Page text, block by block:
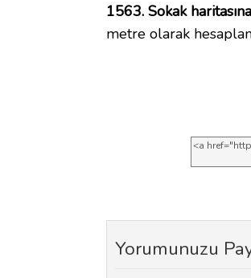
1563. Sokak haritasına
metre olarak
Yorumunuzu